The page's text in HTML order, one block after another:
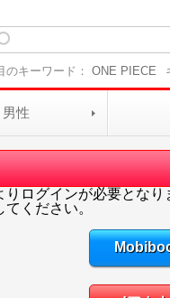
のキーワード： ONE PIECE
男性
ログインが必要となり
ください。